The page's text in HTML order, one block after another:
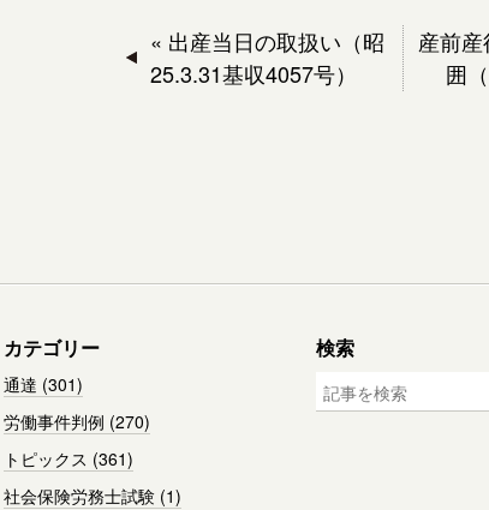
« 出産当日の取扱い（昭
25.3.31基収4057号）
産前
囲
カテゴリー
通達 (301)
労働事件判例 (270)
トピックス (361)
社会保険労務士試験 (1)
検索